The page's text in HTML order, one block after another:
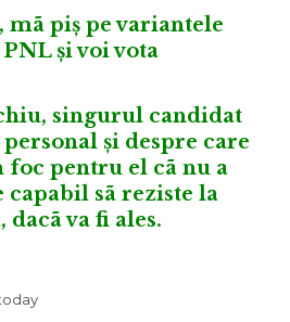
mã piș pe variantele
și voi vota
singurul candidat
și despre care
foc pentru el cã nu a
sã reziste la
va fi ales.